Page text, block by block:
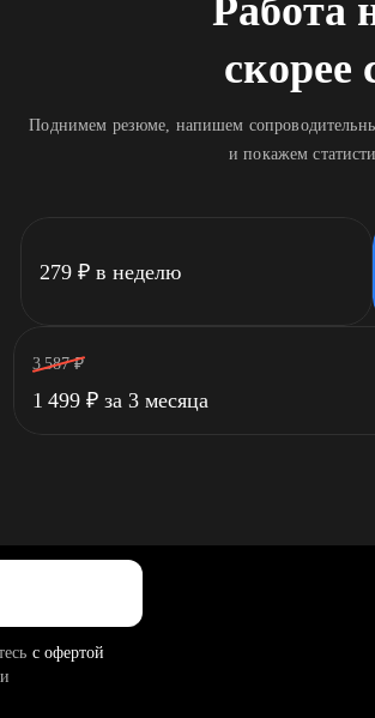
Работа
скорее
Поднимем резюме, напишем
и покажем
279 ₽ в неделю
3 587 ₽
1 499 ₽ за 3 месяца
с офертой